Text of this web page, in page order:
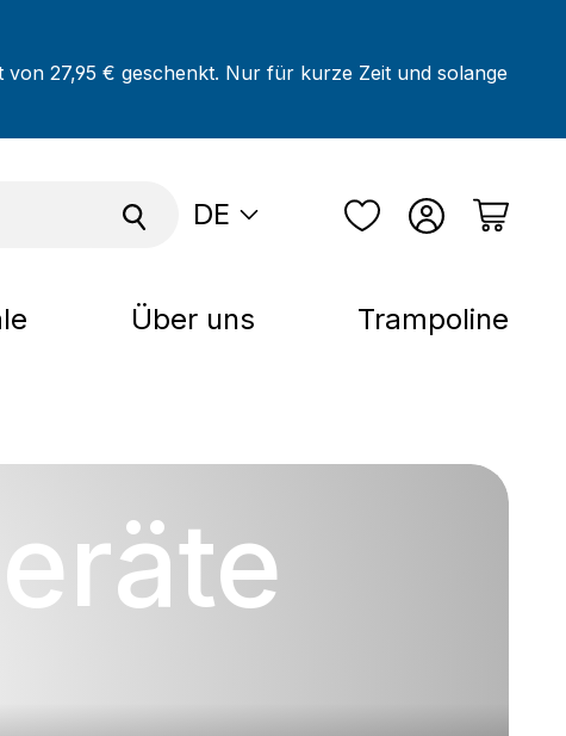
von 27,95 € geschenkt. Nur für kurze Zeit und solange
DE
Über uns Trampoline